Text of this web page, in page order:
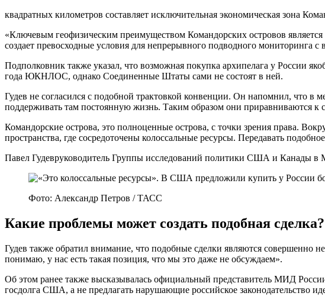
квадратных километров составляет исключительная экономическая зона
«Ключевым геофизическим преимуществом Командорских островов
создает превосходные условия для непрерывного подводного мониторинга
Подполковник также указал, что возможная покупка архипелага у России
года ЮКНЛОС, однако Соединенные Штаты сами не состоят в ней.
Гудев не согласился с подобной трактовкой конвенции. Он напомнил, что в
поддерживать там постоянную жизнь. Таким образом они приравниваются
Командорские острова, это полноценные острова, с точки зрения права.
пространства, где сосредоточены колоссальные ресурсы. Передавать
Павел Гудевруководитель Группы исследований политики США и
Фото: Александр Петров / ТАСС
Какие проблемы может создать подобная сделка?
Гудев также обратил внимание, что подобные сделки являются совершенно
понимаю, у нас есть такая позиция, что мы это даже не обсуждаем».
Об этом ранее также высказывалась официальный представитель МИД
госдолга США, а не предлагать нарушающие российское законодательство